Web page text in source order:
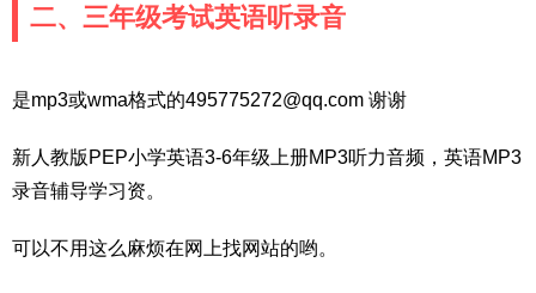
二、三年级考试英语听录音
是mp3或wma格式的495775272@qq.com 谢谢
新人教版PEP小学英语3-6年级上册MP3听力音频，英语MP3
录音辅导学习资。
可以不用这么麻烦在网上找网站的哟。